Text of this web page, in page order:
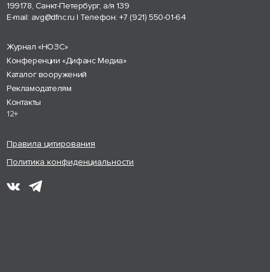
199178, Санкт-Петербург, а/я 139
E-mail: avg@dfnc.ru | Телефон: +7 (921) 550-01-64
Журнал «НОЗС»
Конференции «Дифанс Медиа»
Каталог вооружений
Рекламодателям
Контакты
12+
Правила цитирования
Политика конфиденциальности